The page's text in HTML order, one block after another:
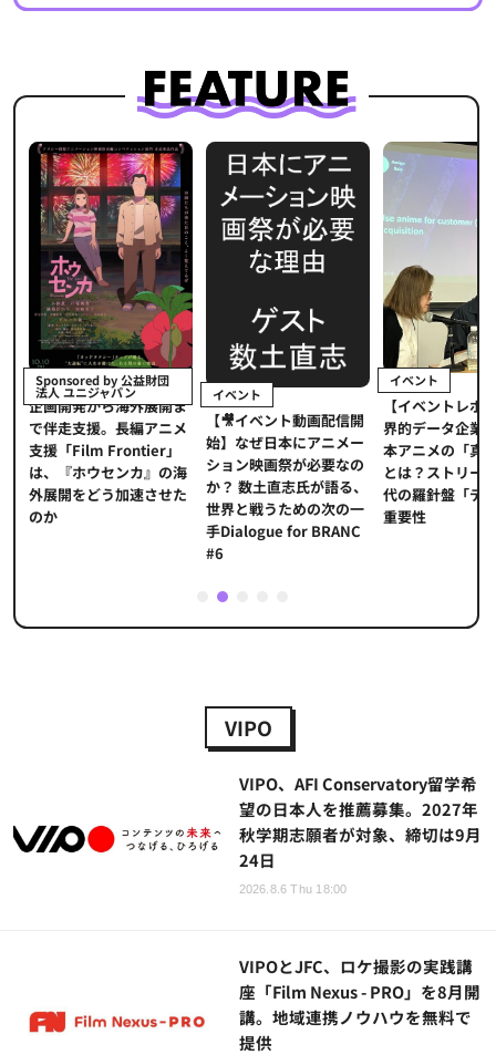
Sponsored by 公益財団
法人 ユニジャパン
企画開発から海外展開ま
で伴走支援。長編アニメ
支援「Film Frontier」
は、『ホウセンカ』の海
外展開をどう加速させた
のか
イベント
【🎥イベント動画配信開
始】なぜ日本にアニメー
ション映画祭が必要なの
か？ 数土直志氏が語る、
世界と戦うための次の一
手Dialogue for BRANC
#6
イベント
【イベントレポ
界的データ企業
本アニメの「真
とは？ストリー
代の羅針盤「デ
重要性
2
VIPO
VIPO、AFI Conservatory留学希
望の日本人を推薦募集。2027年
秋学期志願者が対象、締切は9月
24日
2026.8.6 Thu 18:00
VIPOとJFC、ロケ撮影の実践講
座「Film Nexus - PRO」を8月開
講。地域連携ノウハウを無料で
提供